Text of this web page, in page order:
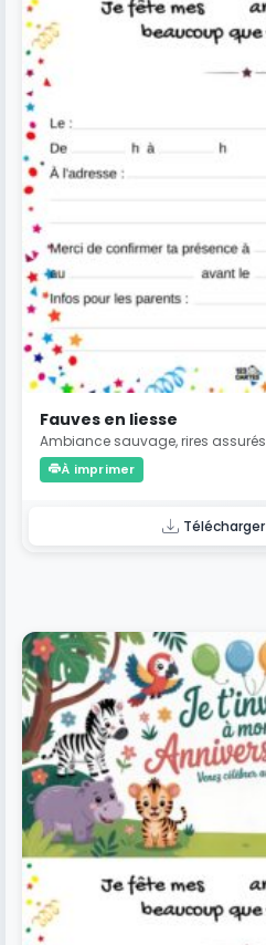
Fauves en liesse
Ambiance sauvage, rires assurés
À imprimer
Télécharger